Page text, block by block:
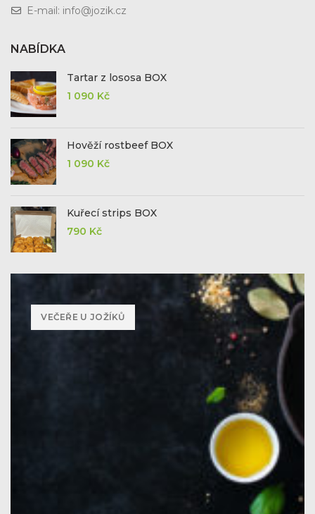
E-mail: info@jozik.cz
NABÍDKA
Tartar z lososa BOX
1 090 Kč
Hověží rostbeef BOX
1 090 Kč
Kuřecí strips BOX
790 Kč
VEČEŘE U JOŽÍKŮ